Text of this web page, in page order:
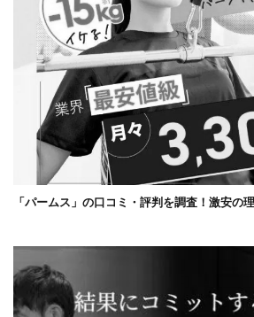
「パームス」の口コミ・評判を調査！激安の